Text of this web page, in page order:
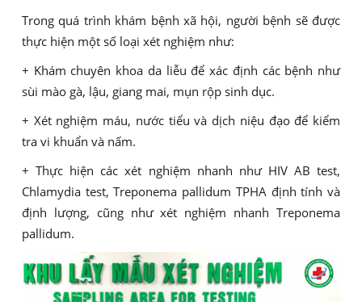
Trong quá trình khám bệnh xã hội, người bệnh sẽ được
thực hiện một số loại xét nghiệm như:
+ Khám chuyên khoa da liễu để xác định các bệnh như
sùi mào gà, lậu, giang mai, mụn rộp sinh dục.
+ Xét nghiệm máu, nước tiểu và dịch niệu đạo để kiểm
tra vi khuẩn và nấm.
+ Thực hiện các xét nghiệm nhanh như HIV AB test,
Chlamydia test, Treponema pallidum TPHA định tính và
định lượng, cũng như xét nghiệm nhanh Treponema
pallidum.